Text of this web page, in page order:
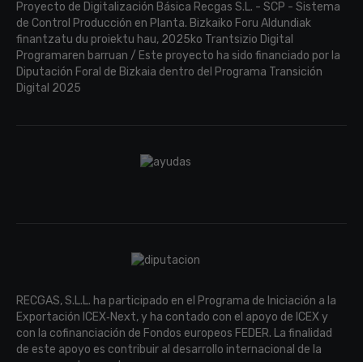
Proyecto de Digitalización Básica Recgas S.L. - SCP - Sistema
de Control Producción en Planta. Bizkaiko Foru Aldundiak
finantzatu du proiektu hau, 2025ko Trantsizio Digital
Programaren barruan / Este proyecto ha sido financiado por la
Diputación Foral de Bizkaia dentro del Programa Transición
Digital 2025
RECGAS, S.L.L. ha participado en el Programa de Iniciación a la
Exportación ICEX‐Next, y ha contado con el apoyo de ICEX y
con la cofinanciación de Fondos europeos FEDER. La finalidad
de este apoyo es contribuir al desarrollo internacional de la